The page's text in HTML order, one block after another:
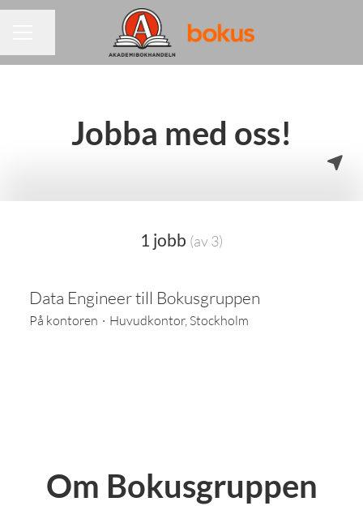
Jobba med oss!
1 jobb (av 3)
Data Engineer till Bokusgruppen
På kontoren · Huvudkontor, Stockholm
Om Bokusgruppen